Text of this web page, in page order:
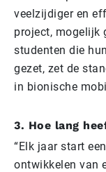
veelzijdiger en
project, mogelijk
studenten die
gezet, zet de
in bionische
3. Hoe lang
“Elk jaar start
ontwikkelen van